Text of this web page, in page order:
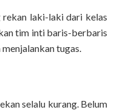
rekan laki-laki dari kelas
tim inti baris-berbaris
tugas.
selalu kurang. Belum